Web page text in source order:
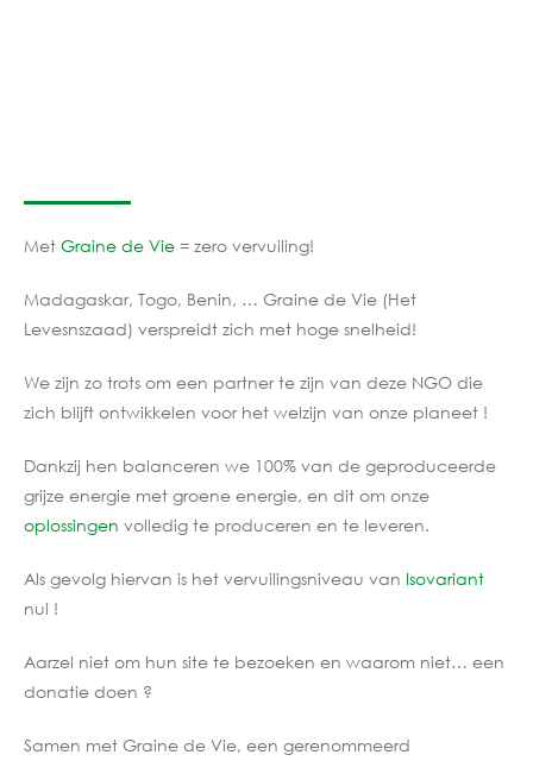
Met Graine de Vie = zero vervuiling!
Madagaskar, Togo, Benin, … Graine de Vie (Het
Levesnszaad) verspreidt zich met hoge snelheid!
We zijn zo trots om een partner te zijn van deze NGO die
zich blijft ontwikkelen voor het welzijn van onze planeet !
Dankzij hen balanceren we 100% van de geproduceerde
grijze energie met groene energie, en dit om onze
oplossingen volledig te produceren en te leveren.
Als gevolg hiervan is het vervuilingsniveau van Isovariant
nul !
Aarzel niet om hun site te bezoeken en waarom niet… een
donatie doen ?
Samen met Graine de Vie, een gerenommeerd